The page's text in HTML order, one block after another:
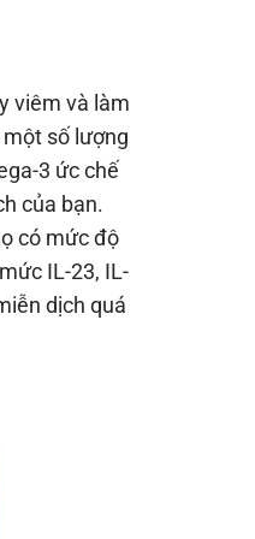
viêm và làm
số lượng
3 ức chế
của bạn.
có mức độ
IL-23, IL-
dịch quá